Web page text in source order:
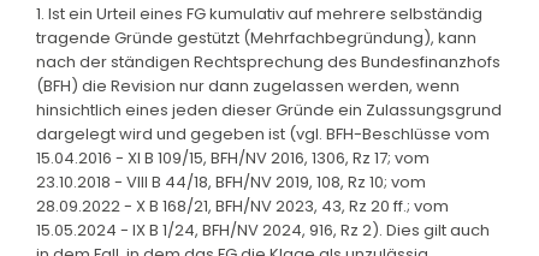
1. Ist ein Urteil eines FG kumulativ auf mehrere selbständig
tragende Gründe gestützt (Mehrfachbegründung), kann
nach der ständigen Rechtsprechung des Bundesfinanzhofs
(BFH) die Revision nur dann zugelassen werden, wenn
hinsichtlich eines jeden dieser Gründe ein Zulassungsgrund
dargelegt wird und gegeben ist (vgl. BFH-Beschlüsse vom
15.04.2016 - XI B 109/15, BFH/NV 2016, 1306, Rz 17; vom
23.10.2018 - VIII B 44/18, BFH/NV 2019, 108, Rz 10; vom
28.09.2022 - X B 168/21, BFH/NV 2023, 43, Rz 20 ff.; vom
15.05.2024 - IX B 1/24, BFH/NV 2024, 916, Rz 2). Dies gilt auch